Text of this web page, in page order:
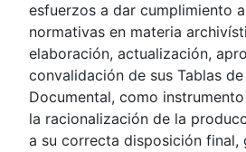
esfuerzos a dar cumplimiento
normativas en materia
elaboración, actualización,
convalidación de sus Tablas
Documental, como
la racionalización de la
a su correcta disposición final,